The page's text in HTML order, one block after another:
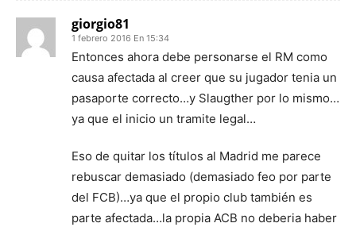
giorgio81
1 febrero 2016 En 15:34
Entonces ahora debe personarse el RM como
causa afectada al creer que su jugador tenia un
pasaporte correcto…y Slaugther por lo mismo…
ya que el inicio un tramite legal…
Eso de quitar los títulos al Madrid me parece
rebuscar demasiado (demasiado feo por parte
del FCB)…ya que el propio club también es
parte afectada…la propia ACB no deberia haber